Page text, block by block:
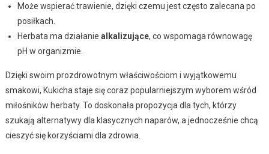
Może wspierać trawienie, dzięki czemu jest często zalecana po
posiłkach.
Herbata ma działanie alkalizujące, co wspomaga równowagę
pH w organizmie.
Dzięki swoim prozdrowotnym właściwościom i wyjątkowemu
smakowi, Kukicha staje się coraz popularniejszym wyborem wśród
miłośników herbaty. To doskonała propozycja dla tych, którzy
szukają alternatywy dla klasycznych naparów, a jednocześnie chcą
cieszyć się korzyściami dla zdrowia.